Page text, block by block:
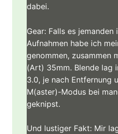
dabei.
Gear: Falls es
Aufnahmen habe ich
genommen, zusammen
(Art) 35mm. Blende lag
3.0, je nach Entfernung
M(aster)-Modus bei
geknipst.
Und lustiger Fakt: Mir